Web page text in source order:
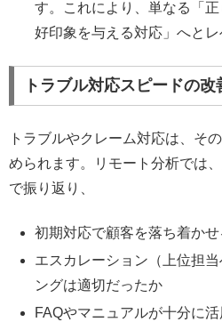
す。これにより、単なる「
好印象を与える対応」へとレ
トラブル対応スピードの改
トラブルやクレーム対応は、そ
められます。リモート分析では
で振り返り、
初期対応で顧客を落ち着か
エスカレーション（上位担
ングは適切だったか
FAQやマニュアルが十分に